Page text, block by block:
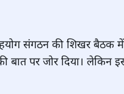
संगठन की शिखर बैठक में
पर जोर दिया। लेकिन